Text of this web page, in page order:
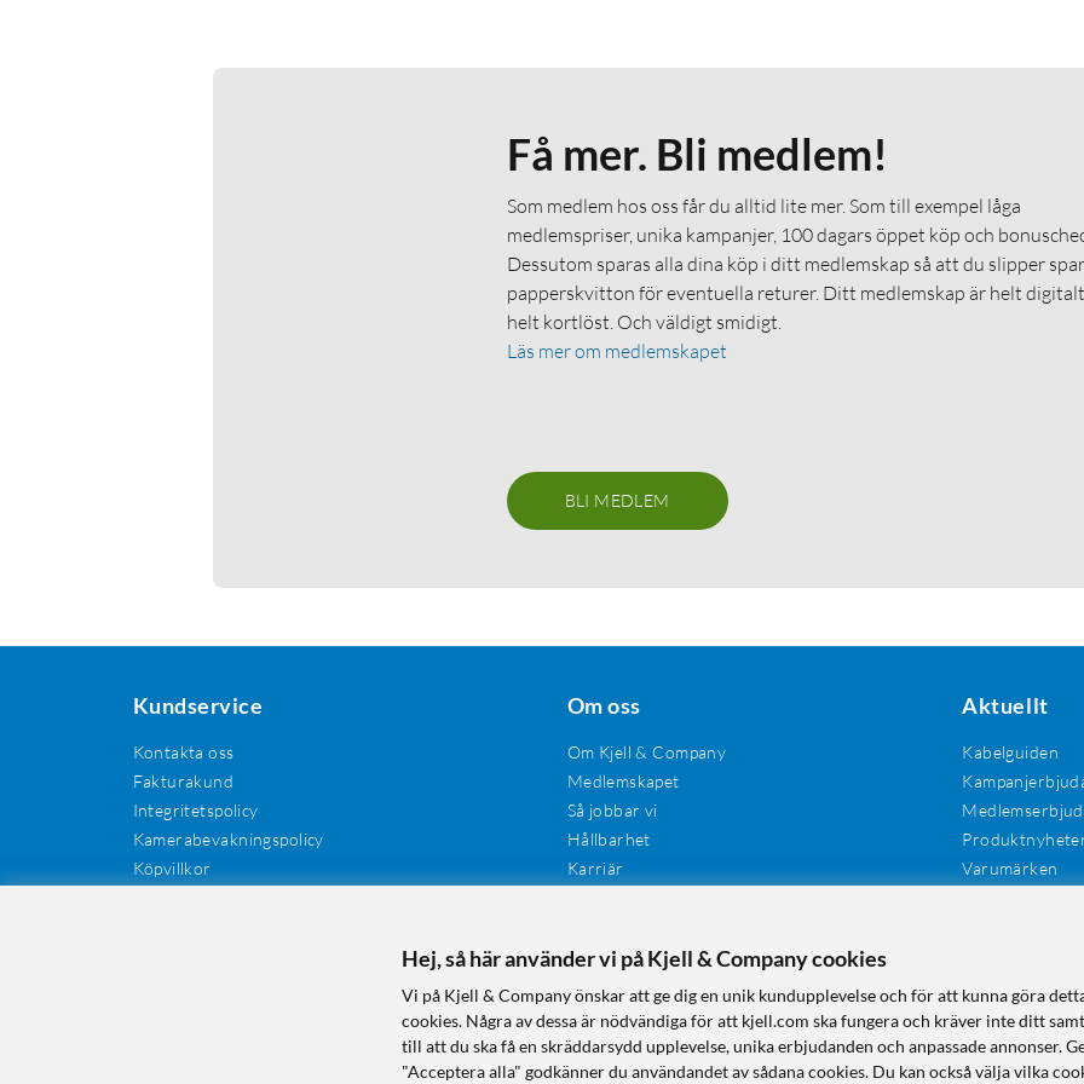
Få mer. Bli medlem!
Som medlem hos oss får du alltid lite mer. Som till exempel låga
medlemspriser, unika kampanjer, 100 dagars öppet köp och
Dessutom sparas alla dina köp i ditt medlemskap så att du slipper
papperskvitton för eventuella returer. Ditt medlemskap är helt
helt kortlöst. Och väldigt smidigt.
Läs mer om medlemskapet
BLI MEDLEM
Kundservice
Kontakta oss
Fakturakund
Integritetspolicy
Kamerabevakningspolicy
Köpvillkor
Om oss
Om Kjell & Company
Medlemskapet
Så jobbar vi
Hållbarhet
Karriär
Tillgänglighet
Aktuellt
Kabelguiden
Varumärken
Hej, så här använder vi på Kjell & Company cookies
Vi på Kjell & Company önskar att ge dig en unik kundupplevelse och för att kunna göra
cookies. Några av dessa är nödvändiga för att kjell.com ska fungera och kräver inte ditt
till att du ska få en skräddarsydd upplevelse, unika erbjudanden och anpassade annonser.
"Acceptera alla" godkänner du användandet av sådana cookies. Du kan också välja vilka